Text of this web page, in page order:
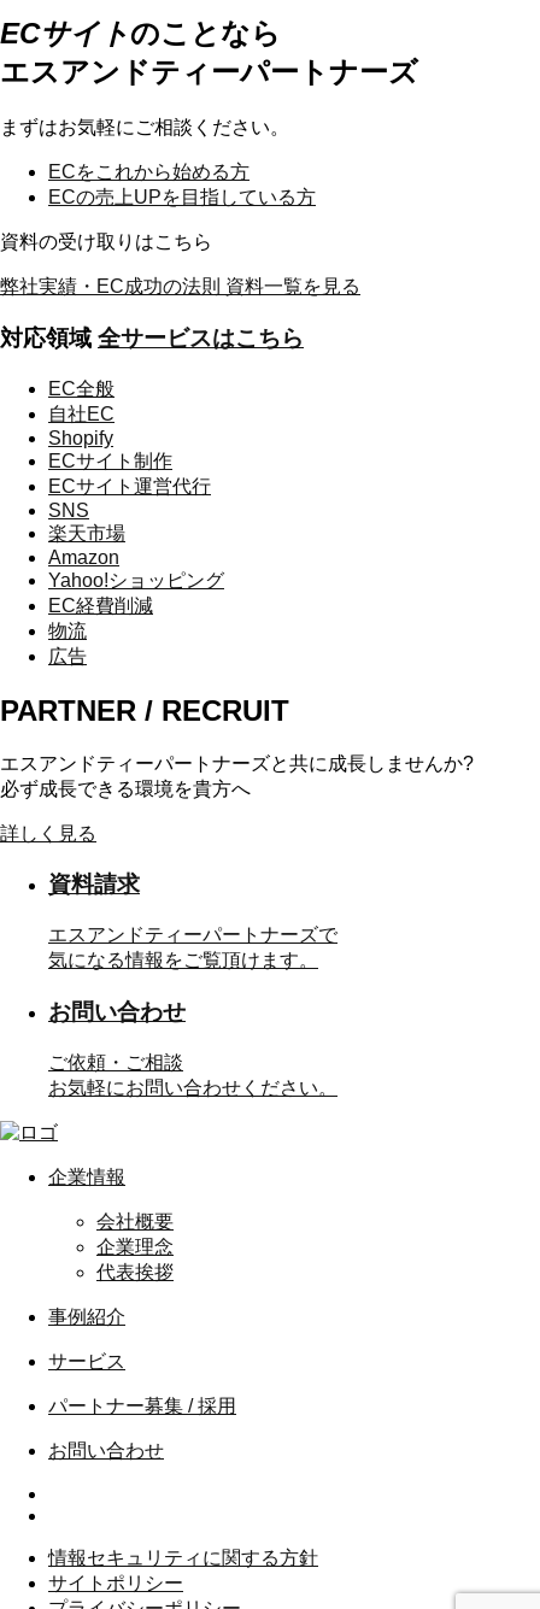
ECサイトのことなら
エスアンドティーパートナーズ
まずはお気軽にご相談ください。
ECをこれから始める方
ECの売上UPを目指している方
資料の受け取りはこちら
弊社実績・EC成功の法則 資料一覧を見る
対応領域 全サービスはこちら
EC全般
自社EC
Shopify
ECサイト制作
ECサイト運営代行
SNS
楽天市場
Amazon
Yahoo!ショッピング
EC経費削減
物流
広告
PARTNER / RECRUIT
エスアンドティーパートナーズと共に成長しませんか?
必ず成長できる環境を貴方へ
詳しく見る
資料請求
エスアンドティーパートナーズで
気になる情報をご覧頂けます。
お問い合わせ
ご依頼・ご相談
お気軽にお問い合わせください。
企業情報
会社概要
企業理念
代表挨拶
事例紹介
サービス
パートナー募集 / 採用
お問い合わせ
情報セキュリティに関する方針
サイトポリシー